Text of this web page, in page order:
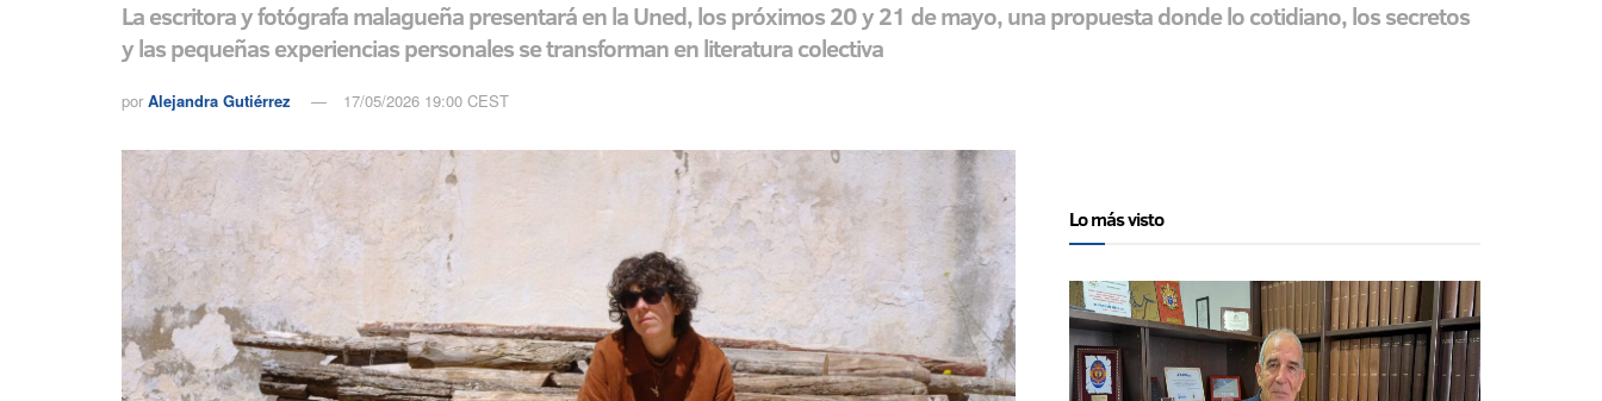
La escritora y fotógrafa malagueña presentará en la Uned, los próximos 20 y 21 de mayo, una propuesta donde lo cotidiano, los secretos
y las pequeñas experiencias personales se transforman en literatura colectiva
por Alejandra Gutiérrez 17/05/2026 19:00 CEST
Lo más visto